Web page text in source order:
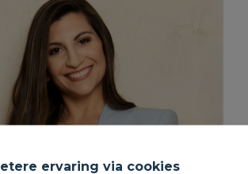
ervaring via cookies